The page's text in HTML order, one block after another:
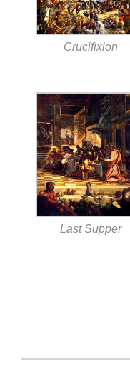
Crucifixion
Last Supper